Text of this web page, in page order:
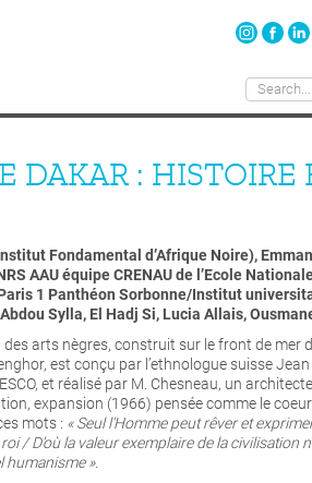
DAKAR : HISTOIRE
Fondamental d’Afrique Noire),
AAU équipe CRENAU de l’Ecole
1 Panthéon Sorbonne/Institut
Sylla, El Hadj Si, Lucia Allais,
arts nègres, construit sur le front de mer
est conçu par l’ethnologue suisse
et réalisé par M. Chesneau, un architecte
expansion (1966) pensée comme le
mots : « Seul l’Homme peut rêver et
/ D’où la valeur exemplaire de la civilisation
».